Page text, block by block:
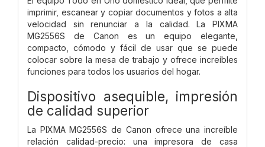
imprimir, escanear y copiar documentos y fotos a alta
velocidad sin renunciar a la calidad. La PIXMA
MG2556S de Canon es un equipo elegante,
compacto, cómodo y fácil de usar que se puede
colocar sobre la mesa de trabajo y ofrece increíbles
funciones para todos los usuarios del hogar.
Dispositivo asequible, impresión
de calidad superior
La PIXMA MG2556S de Canon ofrece una increíble
relación calidad-precio: una impresora de casa